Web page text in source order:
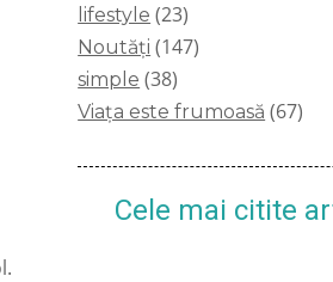
lifestyle (23)
Noutăți (147)
simple (38)
Viața este frumoasă (67)
Cele mai citite